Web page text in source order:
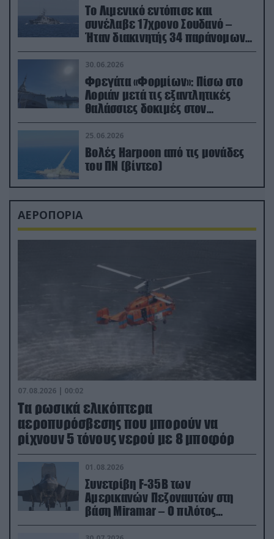
Το Λιμενικό εντόπισε και
συνέλαβε 17χρονο Σουδανό –
Ήταν διακινητής 34 παράνομων
μεταναστών
30.06.2026
Φρεγάτα «Φορμίων»: Πίσω στο
Λοριάν μετά τις εξαντλητικές
θαλάσσιες δοκιμές στον
απαιτητικό Βισκαϊκό
25.06.2026
Βολές Harpoon από τις μονάδες
του ΠΝ (βίντεο)
ΑΕΡΟΠΟΡΙΑ
07.08.2026 | 00:02
Τα ρωσικά ελικόπτερα
αεροπυρόσβεσης που μπορούν να
ρίχνουν 5 τόνους νερού με 8 μποφόρ
01.08.2026
Συνετρίβη F-35B των
Αμερικανών Πεζοναυτών στη
βάση Miramar – Ο πιλότος
εκτινάχθηκε εγκαίρως